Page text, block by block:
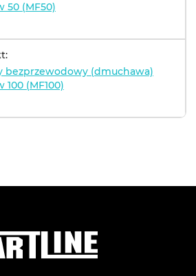
50 (MF50)
bezprzewodowy (dmuchawa)
(MF100)